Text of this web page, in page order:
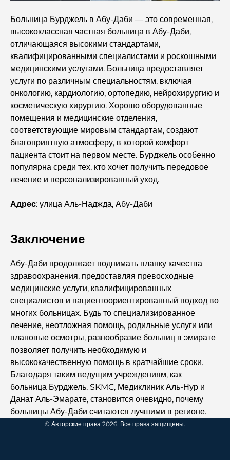
Международные банки в Дубае: ваш полный
путеводитель по глобальному банкингу
Бары в центре Дубая: полный гид по самым стильным
местам города
Самый большой супермаркет в Дубае: полное
руководство
Полное руководство по индексу платы за
обслуживание в Дубае
Лучшие спортивные клубы Дубая: где фитнес
Самые дорогие пентхаусы в Дубае
Самые дорогие гольф-клубы в Дубае: руководство для
любителей гольфа класса люкс
Переезд в Дубай из Канады: полное руководство по
переезду
Лучшие школы в DIFC: руководство для родителей в
Дубае
Проекты Захи Хадид: взгляд на ее самые знаковые
архитектурные работы
Больница Бурджель в Абу-Даби — это современная,
высококлассная частная больница в Абу-Даби,
отличающаяся высокими стандартами,
квалифицированными специалистами и роскошными
медицинскими услугами. Больница предоставляет
услуги по различным специальностям, включая
онкологию, кардиологию, ортопедию, нейрохирургию и
косметическую хирургию. Хорошо оборудованные
помещения и медицинские отделения,
соответствующие мировым стандартам, создают
благоприятную атмосферу, в которой комфорт
пациента стоит на первом месте. Бурджель особенно
популярна среди тех, кто хочет получить передовое
лечение и персонализированный уход.
Адрес: улица Аль-Наджда, Абу-Даби
Заключение
Абу-Даби продолжает поднимать планку качества
здравоохранения, предоставляя превосходные
медицинские услуги, квалифицированных
специалистов и пациентоориентированный подход во
многих больницах. Будь то специализированное
лечение, неотложная помощь, родильные услуги или
плановые осмотры, разнообразие больниц в эмирате
позволяет получить необходимую и
высококачественную помощь в кратчайшие сроки.
Благодаря таким ведущим учреждениям, как
больница Бурджель, SKMC, Медиклиник Аль-Нур и
Данат Аль-Эмарате, становится очевидно, почему
больницы Абу-Даби считаются лучшими в регионе.
© Авторские права 2026. Все права защищены.